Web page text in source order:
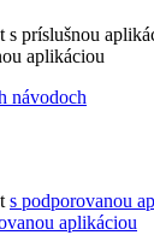
s príslušnou
aplikáciou
návodoch
s podporovanou
aplikáciou